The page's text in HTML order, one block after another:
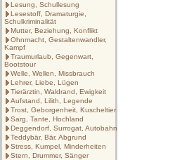
Lesung, Schullesung
Lesestoff, Dramaturgie,
Schulkriminalität
Mutter, Beziehung, Konflikt
Ohnmacht, Gestaltenwandler,
Kampf
Traumurlaub, Gegenwart,
Bootstour
Welle, Wellen, Missbrauch
Lehrer, Liebe, Lügen
Tierärztin, Waldrand, Ewigkeit
Aufstand, Lilith, Legende
Trost, Geborgenheit, Kuscheltier
Sarg, Tante, Hochland
Deggendorf, Surrogat, Autobahn
Teddybär, Bär, Abgrund
Stress, Kumpel, Minderheiten
Stern, Drummer, Sänger